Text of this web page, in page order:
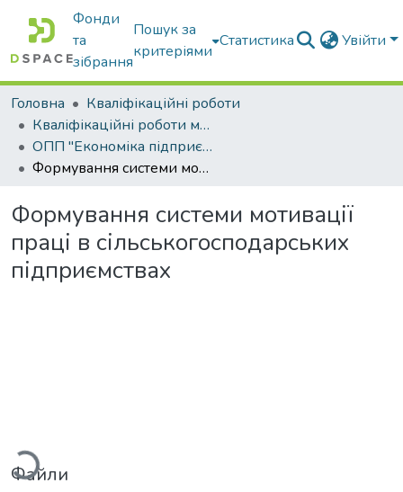
Фонди
та
зібрання
Пошук за
критеріями
Статистика Увійти
Головна
Кваліфікаційні роботи
Кваліфікаційні роботи магістрів
ОПП "Економіка підприємства"
Формування системи мотивації праці в сільськогосподарських підприємствах
Формування системи мотивації
праці в сільськогосподарських
підприємствах
Файли